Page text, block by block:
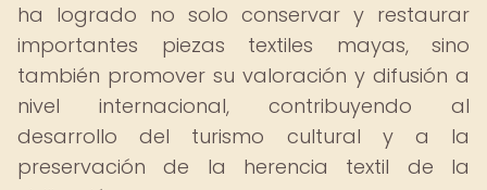
ha logrado no solo conservar y restaurar
importantes piezas textiles mayas, sino
también promover su valoración y difusión a
nivel internacional, contribuyendo al
desarrollo del turismo cultural y a la
preservación de la herencia textil de la